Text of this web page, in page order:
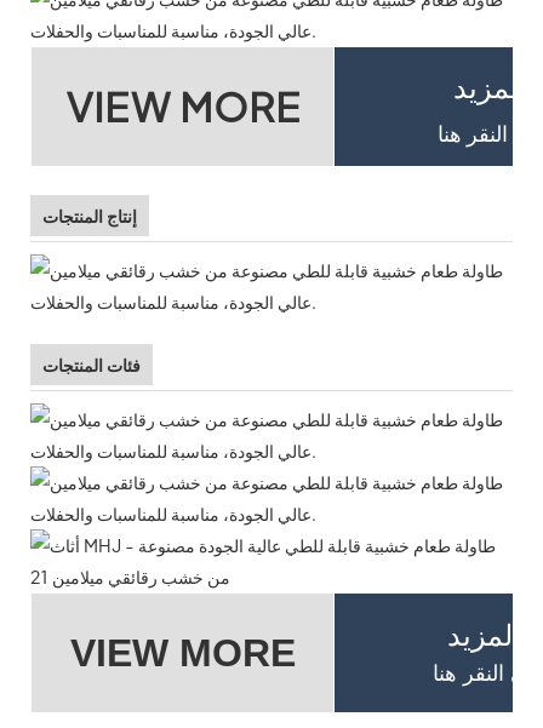
VIEW MORE
إنتاج المنتجات
فئات المنتجات
VIEW MORE